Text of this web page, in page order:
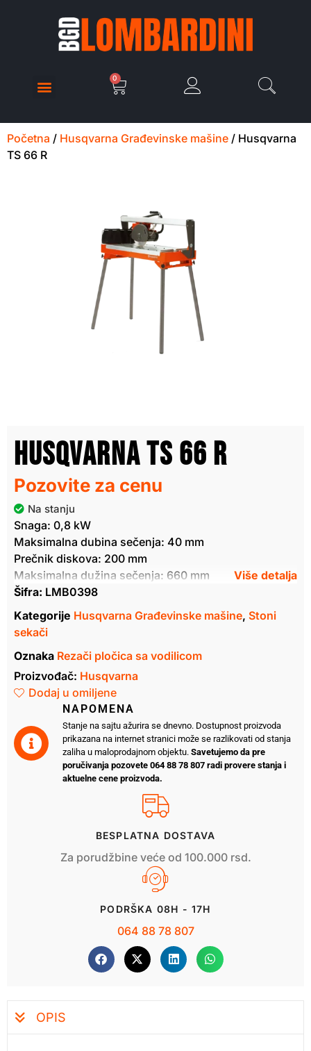
0
Početna / Husqvarna Građevinske mašine / Husqvarna
TS 66 R
Husqvarna TS 66 R
Pozovite za cenu
Na stanju
Snaga: 0,8 kW
Maksimalna dubina sečenja: 40 mm
Prečnik diskova: 200 mm
Maksimalna dužina sečenja: 660 mm
Šifra: LMB0398
Kategorije Husqvarna Građevinske mašine, Stoni
sekači
Oznaka Rezači pločica sa vodilicom
Proizvođač: Husqvarna
Dodaj u omiljene
NAPOMENA
Stanje na sajtu ažurira se dnevno. Dostupnost proizvoda
prikazana na internet stranici može se razlikovati od stanja
zaliha u maloprodajnom objektu. Savetujemo da pre
poručivanja pozovete 064 88 78 807 radi provere stanja i
aktuelne cene proizvoda.
BESPLATNA DOSTAVA
Za porudžbine veće od 100.000 rsd.
PODRŠKA 08H - 17H
064 88 78 807
OPIS